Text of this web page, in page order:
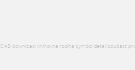
CAD download: knihovna rodina symbol detail součást